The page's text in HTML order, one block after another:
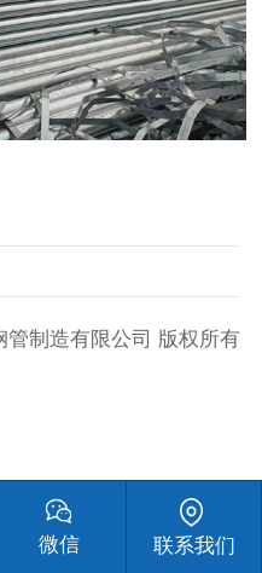
制造有限公司 版权所有
微信 联系我们